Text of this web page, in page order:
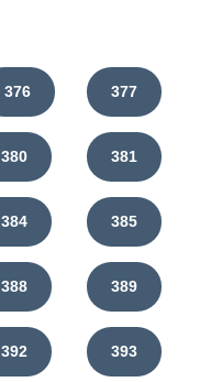
376 377
380 381
384 385
388 389
392 393